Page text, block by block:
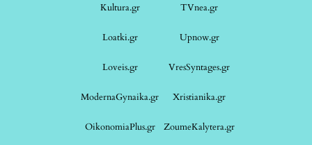
Kultura.gr TVnea.gr
Loatki.gr Upnow.gr
Loveis.gr VresSyntages.gr
ModernaGynaika.gr Xristianika.gr
OikonomiaPlus.gr ZoumeKalytera.gr